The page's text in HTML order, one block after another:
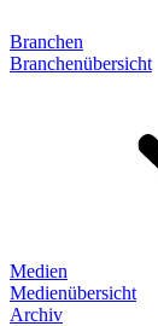
Branchen
Branchenübersicht
Medien
Medienübersicht
Archiv